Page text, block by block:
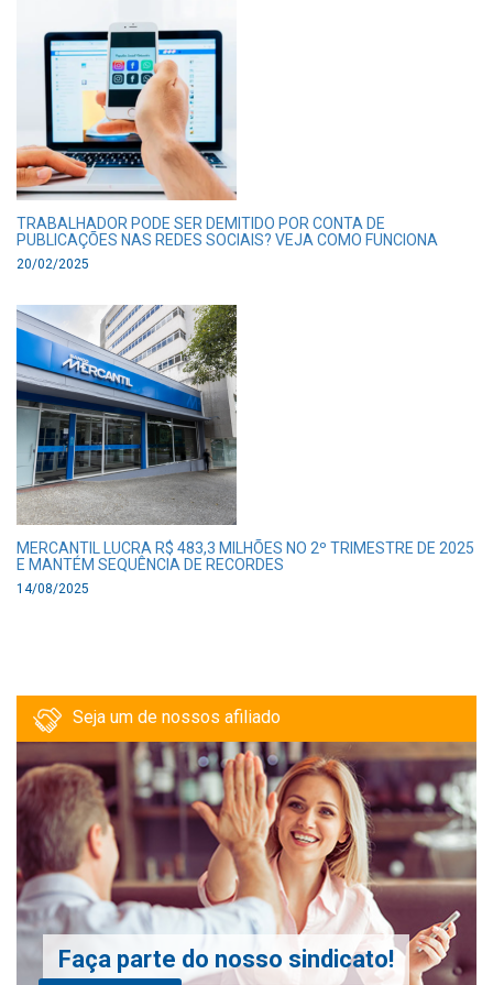
TRABALHADOR PODE SER DEMITIDO POR CONTA DE
PUBLICAÇÕES NAS REDES SOCIAIS? VEJA COMO FUNCIONA
20/02/2025
MERCANTIL LUCRA R$ 483,3 MILHÕES NO 2º TRIMESTRE DE 2025
E MANTÉM SEQUÊNCIA DE RECORDES
14/08/2025
Seja um de nossos afiliado
Faça parte do nosso sindicato!